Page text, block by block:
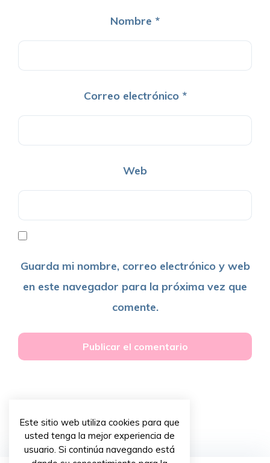
Nombre *
Correo electrónico *
Web
Guarda mi nombre, correo electrónico y web
en este navegador para la próxima vez que
comente.
Este sitio web utiliza cookies para que
usted tenga la mejor experiencia de
usuario. Si continúa navegando está